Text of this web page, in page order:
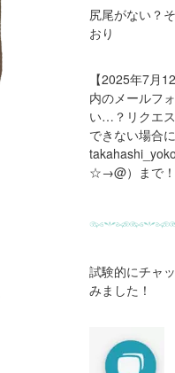
尻尾がない
おり
【2025年7月
内のメールフ
い…？リクエ
できない場合
☆→@）まで！
試験的にチャ
みました！